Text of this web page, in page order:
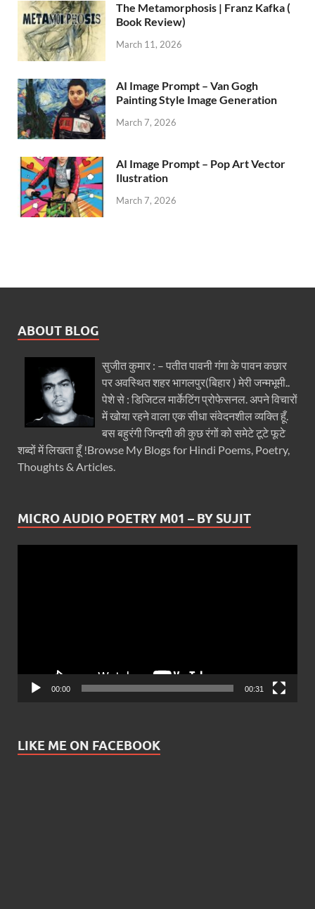
The Metamorphosis | Franz Kafka (
Book Review)
March 11, 2026
AI Image Prompt – Van Gogh
Painting Style Image Generation
March 7, 2026
AI Image Prompt – Pop Art Vector
Ilustration
March 7, 2026
ABOUT BLOG
सुजीत कुमार : – पतीत पावनी गंगा के पावन कछार
पर अवस्थित शहर भागलपुर(बिहार ) मेरी जन्मभूमी..
पेशे से : डिजिटल मार्केटिंग प्रोफेसनल. अपने विचारों
में खोया रहने वाला एक सीधा संवेदनशील व्यक्ति हूँ.
बस बहुरंगी जिन्दगी की कुछ रंगों को समेटे टूटे फूटे
शब्दों में लिखता हूँ !Browse My Blogs for Hindi Poems, Poetry,
Thoughts & Articles.
MICRO AUDIO POETRY M01 – BY SUJIT
00:00 00:31
LIKE ME ON FACEBOOK